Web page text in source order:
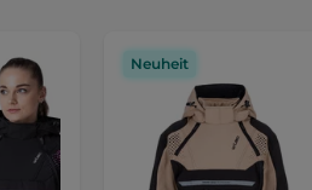
Neuheit